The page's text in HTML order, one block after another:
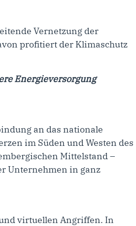
Vernetzung der
profitiert der Klimaschutz
Energieversorgung
an das nationale
im Süden und Westen des
Mittelstand –
Unternehmen in ganz
virtuellen Angriffen. In